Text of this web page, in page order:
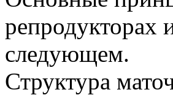
репродукторах
следующем.
Структура